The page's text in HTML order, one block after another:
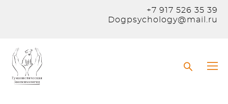
+7 917 526 35 39
Dogpsychology@mail.ru